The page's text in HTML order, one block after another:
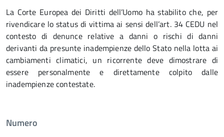
La Corte Europea dei Diritti dell’Uomo ha stabilito che, per
rivendicare lo status di vittima ai sensi dell’art. 34 CEDU nel
contesto di denunce relative a danni o rischi di danni
derivanti da presunte inadempienze dello Stato nella lotta ai
cambiamenti climatici, un ricorrente deve dimostrare di
essere personalmente e direttamente colpito dalle
inadempienze contestate.
Numero